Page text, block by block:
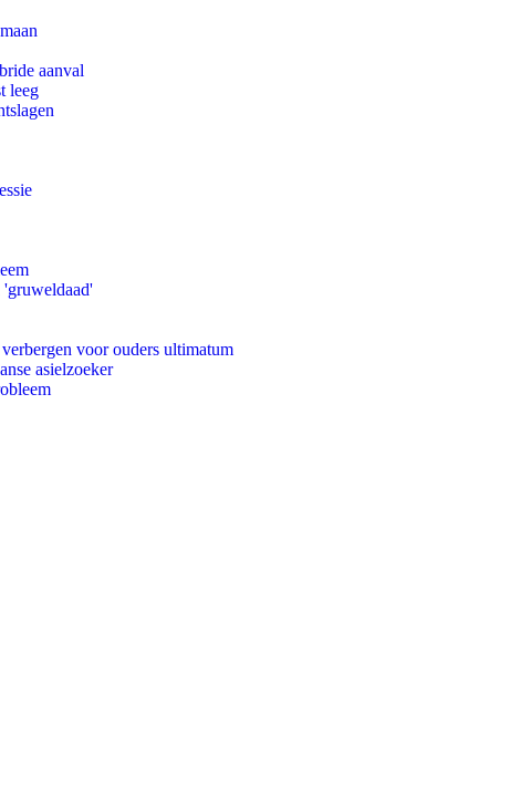
aanval
leeg
'gruweldaad'
voor ouders ultimatum
asielzoeker